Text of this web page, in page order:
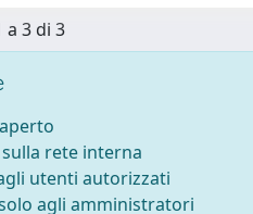
3 di 3
rete interna
utenti autorizzati
agli amministratori